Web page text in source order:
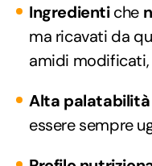
Ingredientiche
ma ricavati da
amidi modificati,
Alta
essere sempre